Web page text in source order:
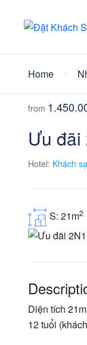
Home
from
Ưu
Hotel: Khách
S: 21m2
Diện tích
12 tuổi